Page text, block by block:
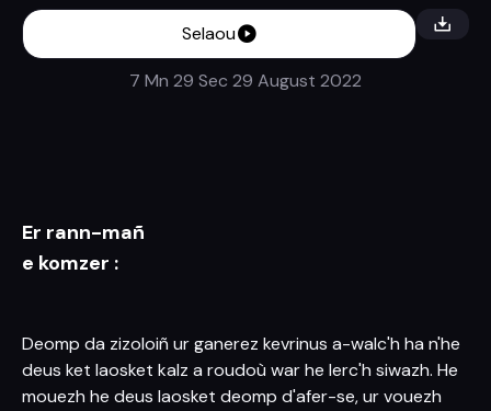
Selaou
7 Mn 29 Sec 29 August 2022
Er rann-mañ
e komzer :
Deomp da zizoloiñ ur ganerez kevrinus a-walc'h ha n'he
deus ket laosket kalz a roudoù war he lerc'h siwazh. He
mouezh he deus laosket deomp d'afer-se, ur vouezh